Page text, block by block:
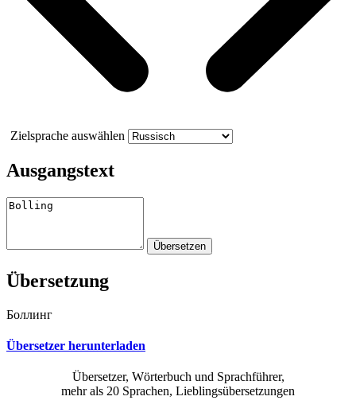
Zielsprache auswählen
Ausgangstext
Übersetzung
Боллинг
Übersetzer herunterladen
Übersetzer, Wörterbuch und Sprachführer,
mehr als 20 Sprachen, Lieblingsübersetzungen